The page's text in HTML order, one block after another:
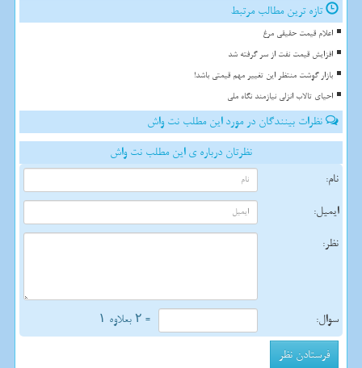
تازه ترین مطالب مرتبط
اعلام قیمت حقیقی مرغ
افزایش قیمت نفت از سر گرفته شد
بازار گوشت منتظر این تغییر مهم قیمتی باشد!
احیای تالاب انزلی نیازمند نگاه ملی
نظرات بینندگان در مورد این مطلب نت واش
نظرتان درباره ی این مطلب نت واش
نام:
ایمیل:
نظر:
سوال: = ۲ بعلاوه ۱